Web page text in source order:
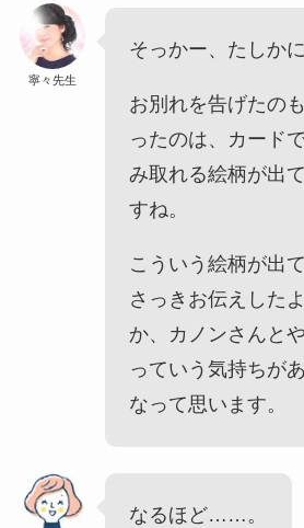
寧々先生
そっかー、たしか
お別れを告げたの
ったのは、カード
み取れる絵柄が出
すね。
こういう絵柄が出
さっきお伝えした
か、カノンさんと
っていう気持ちが
なって思います。
なるほど……。